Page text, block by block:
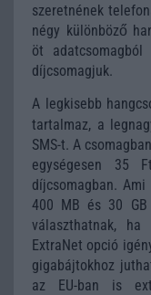
szeretnének
négy különböző
öt
díjcsomagjuk.
A legkisebb
tartalmaz, a
SMS-t. A
egységesen 35
díjcsomagban.
400 MB és 30 GB
választhatnak,
ExtraNet opció
gigabájtokhoz
az EU-ban is